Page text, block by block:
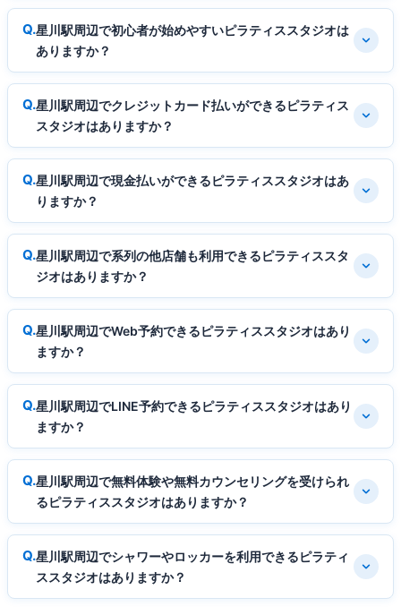
星川駅周辺で初心者が始めやすいピラティススタジオは
ありますか？
星川駅周辺でクレジットカード払いができるピラティス
スタジオはありますか？
星川駅周辺で現金払いができるピラティススタジオはあ
りますか？
星川駅周辺で系列の他店舗も利用できるピラティススタ
ジオはありますか？
星川駅周辺でWeb予約できるピラティススタジオはあり
ますか？
星川駅周辺でLINE予約できるピラティススタジオはあり
ますか？
星川駅周辺で無料体験や無料カウンセリングを受けられ
るピラティススタジオはありますか？
星川駅周辺でシャワーやロッカーを利用できるピラティ
ススタジオはありますか？